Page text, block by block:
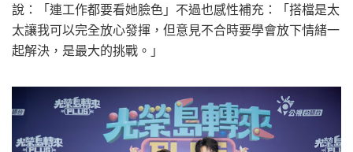
說：「連工作都要看她臉色」不過也感性補充：「搭檔是太
太讓我可以完全放心發揮，但意見不合時要學會放下情緒一
起解決，是最大的挑戰。」